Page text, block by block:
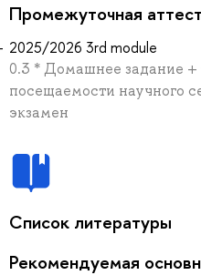
Промежуточная
2025/2026 3rd module
0.3 * Домашнее задание +
посещаемости научного
экзамен
Список литературы
Рекомендуемая